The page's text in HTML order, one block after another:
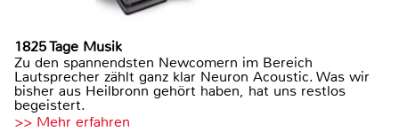
1825 Tage Musik
Zu den spannendsten Newcomern im Bereich
Lautsprecher zählt ganz klar Neuron Acoustic. Was wir
bisher aus Heilbronn gehört haben, hat uns restlos
begeistert.
>> Mehr erfahren